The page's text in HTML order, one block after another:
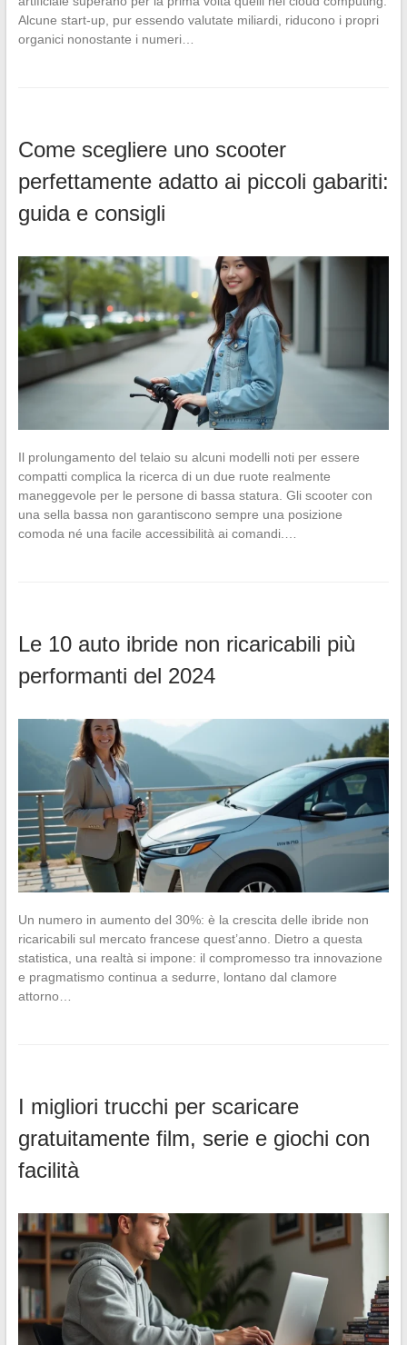
Alcune start-up, pur essendo valutate miliardi, riducono i propri
organici nonostante i numeri…
Come scegliere uno scooter
perfettamente adatto ai piccoli gabariti:
guida e consigli
Il prolungamento del telaio su alcuni modelli noti per essere
compatti complica la ricerca di un due ruote realmente
maneggevole per le persone di bassa statura. Gli scooter con
una sella bassa non garantiscono sempre una posizione
comoda né una facile accessibilità ai comandi.…
Le 10 auto ibride non ricaricabili più
performanti del 2024
Un numero in aumento del 30%: è la crescita delle ibride non
ricaricabili sul mercato francese quest’anno. Dietro a questa
statistica, una realtà si impone: il compromesso tra innovazione
e pragmatismo continua a sedurre, lontano dal clamore
attorno…
I migliori trucchi per scaricare
gratuitamente film, serie e giochi con
facilità